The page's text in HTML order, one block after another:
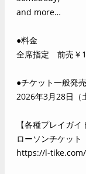
and more…
●料金
全席指定 前売￥
●チケット一般発
2026年3月28日（
【各種プレイガイ
ローソンチケット
https://l-